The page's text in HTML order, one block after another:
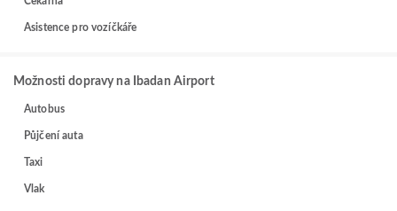
Asistence pro vozíčkáře
Možnosti dopravy na Ibadan Airport
Autobus
Půjčení auta
Taxi
Vlak